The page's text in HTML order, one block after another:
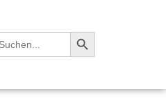
Search Button